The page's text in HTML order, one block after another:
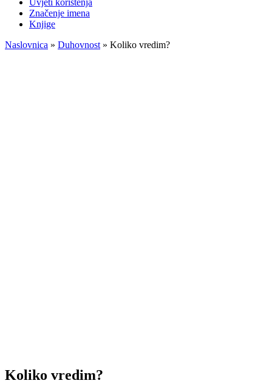
Uvjeti korištenja
Značenje imena
Knjige
Naslovnica » Duhovnost » Koliko vredim?
Koliko vredim?